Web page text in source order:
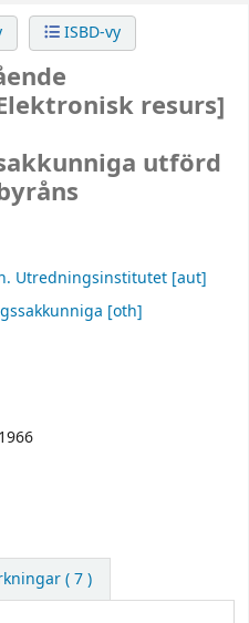
ISBD-vy
resurs]
utförd
Utredningsinstitutet [aut]
[oth]
1966
( 7 )